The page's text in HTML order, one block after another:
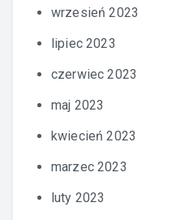
wrzesień 2023
lipiec 2023
czerwiec 2023
maj 2023
kwiecień 2023
marzec 2023
luty 2023